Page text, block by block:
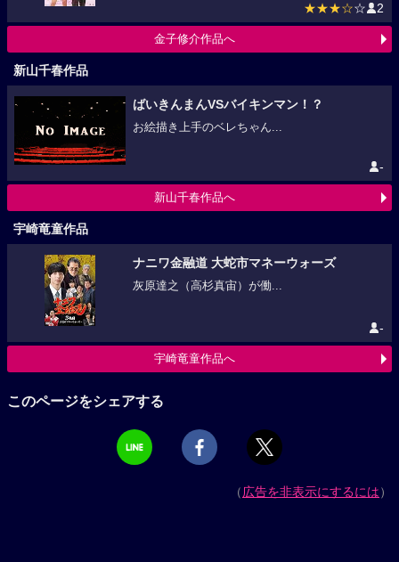
★★★☆☆ 2
金子修介作品へ
新山千春作品
ばいきんまんVSバイキンマン！？
お絵描き上手のベレちゃん...
-
新山千春作品へ
宇崎竜童作品
ナニワ金融道 大蛇市マネーウォーズ
灰原達之（高杉真宙）が働...
-
宇崎竜童作品へ
このページをシェアする
（広告を非表示にするには）